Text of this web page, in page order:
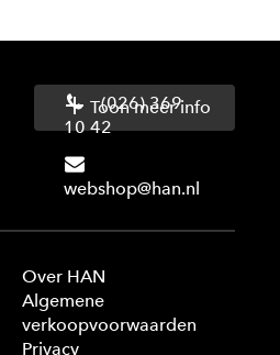
(026) 369
10 42
webshop@han.nl
Toon meer info
Over HAN
Algemene
verkoopvoorwaarden
Privacy